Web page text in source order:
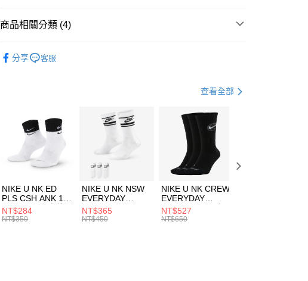
聯邦商業銀行
台新國際商業銀行
【關於「AFTEE先享後付」】
３．安心：先確認商品／服務後，再付款。
【「AFTEE先享後付」結帳流程】
１．於結帳方式選擇「AFTEE先享後付」後，將跳轉至「AFTEE先享後
付」結帳頁面，進行簡訊認證並確認金額後，即可完成結帳。
２．訂單成立數日內，您將收到繳費通知簡訊。
３．收到繳費通知簡訊後14天內，點擊此簡訊中的連結，可透過四大超商
／ATM／網路銀行／等多元方式進行付款，方視為交易完成。
※ 請注意：結帳手續完成當下不需立刻繳費，但若您需要取消訂單，請聯
絡購買商品的店家。未經商家同意取消之訂單仍視為有效，需透過AFTEE
先享後付繳納相關費用。
每筆NT$100，滿NT$1,500(含以上)免運費
每筆NT$100，滿NT$1,500(含以上)免運費
商品相關分類 (4)
分享 客服
查看全部
NIKE U NK ED
PLS CSH ANK 1P
144 DBL 男 中統
襪 DH4058104
NT$284
NT$350
NIKE U NK NSW
EVERYDAY
ESSENTIAL CR
男女 短統襪
NT$365
NT$450
NIKE U NK CREW
EVERYDAY
BBALL 3PR 男女
長統襪
NT$527
NT$650